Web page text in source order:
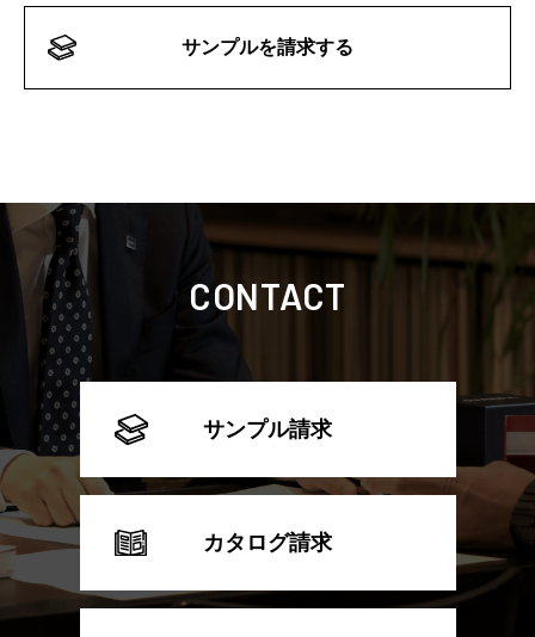
サンプルを請求する
CONTACT
サンプル請求
カタログ請求